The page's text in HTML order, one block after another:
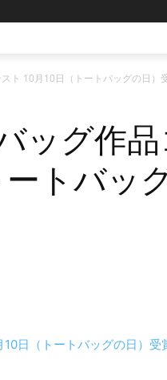
ト 10月10日（トートバッグの日）
ッグ作
ートバッ